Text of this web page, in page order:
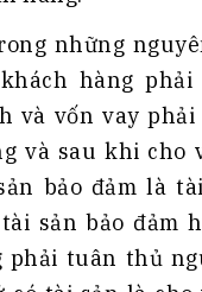
những
hàng
và vốn vay
và sau khi cho
bảo đảm là
sản bảo đảm
phải tuân thủ